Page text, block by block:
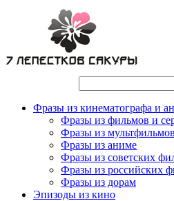
Фразы из кинематографа и
Фразы из фильмов и
Фразы из мультфильмов
Фразы из аниме
Фразы из советских
Фразы из российских
Фразы из дорам
Эпизоды из кино